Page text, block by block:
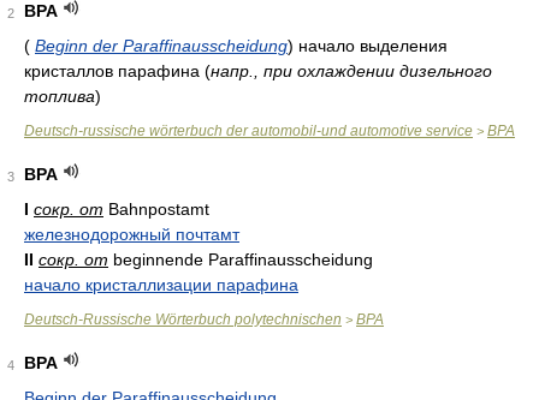
2
BPA
( Beginn der Paraffinausscheidung) начало выделения
кристаллов парафина (напр., при охлаждении дизельного
топлива)
Deutsch-russische wörterbuch der automobil-und automotive service > BPA
3
BPA
I сокр. от Bahnpostamt
железнодорожный почтамт
II сокр. от beginnende Paraffinausscheidung
начало кристаллизации парафина
Deutsch-Russische Wörterbuch polytechnischen > BPA
4
BPA